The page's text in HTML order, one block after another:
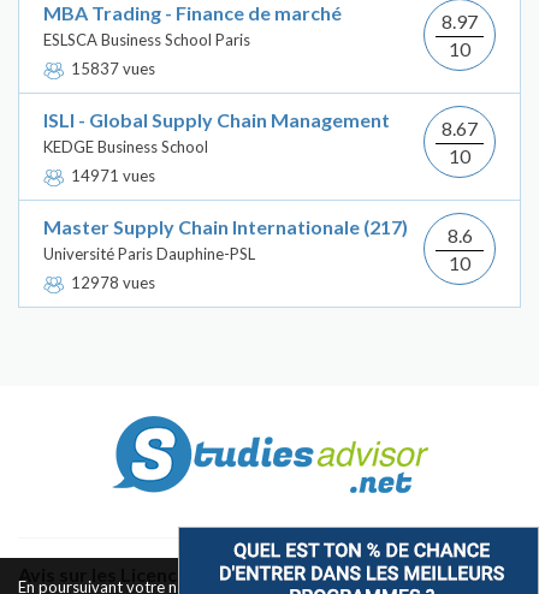
MBA Trading - Finance de marché
ESLSCA Business School Paris
15837 vues
8.97
10
ISLI - Global Supply Chain Management
KEDGE Business School
14971 vues
8.67
10
Master Supply Chain Internationale (217)
Université Paris Dauphine-PSL
12978 vues
8.6
10
Avis sur les Licences & Bachelors
En poursuivant votre navigation sur ce site, vous acceptez